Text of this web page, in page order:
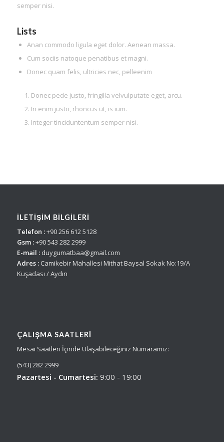
semper nisi.
Lists
Anan commodo ligula eget dolor. Aenean massa.
Cum sociis natoque penatibus et magni.
Donec quam felis, ultricies nec, pelleenim
Donec pede justo, fringilla velvulputate eget, arcu.
In enim justo, rhoncus ut, is ium.
Integer tinciduntentum semper nisi.
İLETİŞİM BİLGİLERİ
Telefon :+90 256 612 5128
Gsm :+90 543 282 2999
E-mail :duygumatbaa@gmail.com
Adres :Camikebir Mahallesi Mithat Baysal Sokak No:19/A
Kuşadası / Aydın
ÇALIŞMA SAATLERI
Mesai Saatleri İçinde Ulaşabileceğiniz Numaramız:
(543) 282 2999
Pazartesi - Cumartesi: 9:00 - 19:00